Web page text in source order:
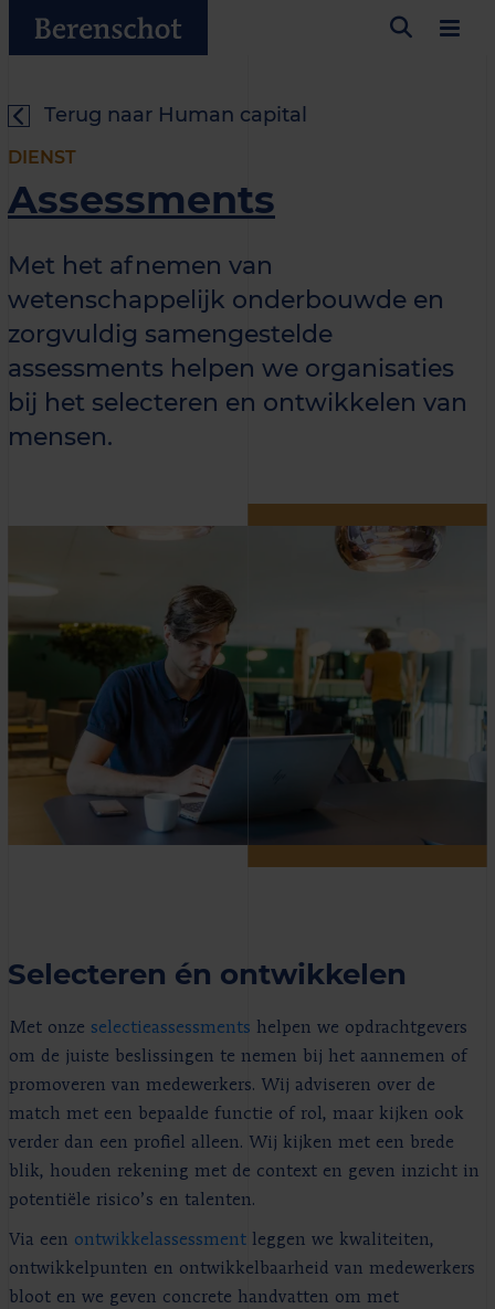
Terug naar Human capital
DIENST
Assessments
Met het afnemen van
wetenschappelijk onderbouwde en
zorgvuldig samengestelde
assessments helpen we organisaties
bij het selecteren en ontwikkelen van
mensen.
Selecteren én ontwikkelen
Met onze selectieassessments helpen we opdrachtgevers
om de juiste beslissingen te nemen bij het aannemen of
promoveren van medewerkers. Wij adviseren over de
match met een bepaalde functie of rol, maar kijken ook
verder dan een profiel alleen. Wij kijken met een brede
blik, houden rekening met de context en geven inzicht in
potentiële risico’s en talenten.
Via een ontwikkelassessment leggen we kwaliteiten,
ontwikkelpunten en ontwikkelbaarheid van medewerkers
bloot en we geven concrete handvatten om met